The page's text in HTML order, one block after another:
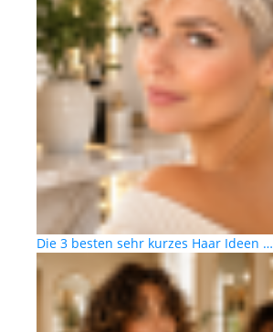
Die 3 besten sehr kurzes Haar Ideen …